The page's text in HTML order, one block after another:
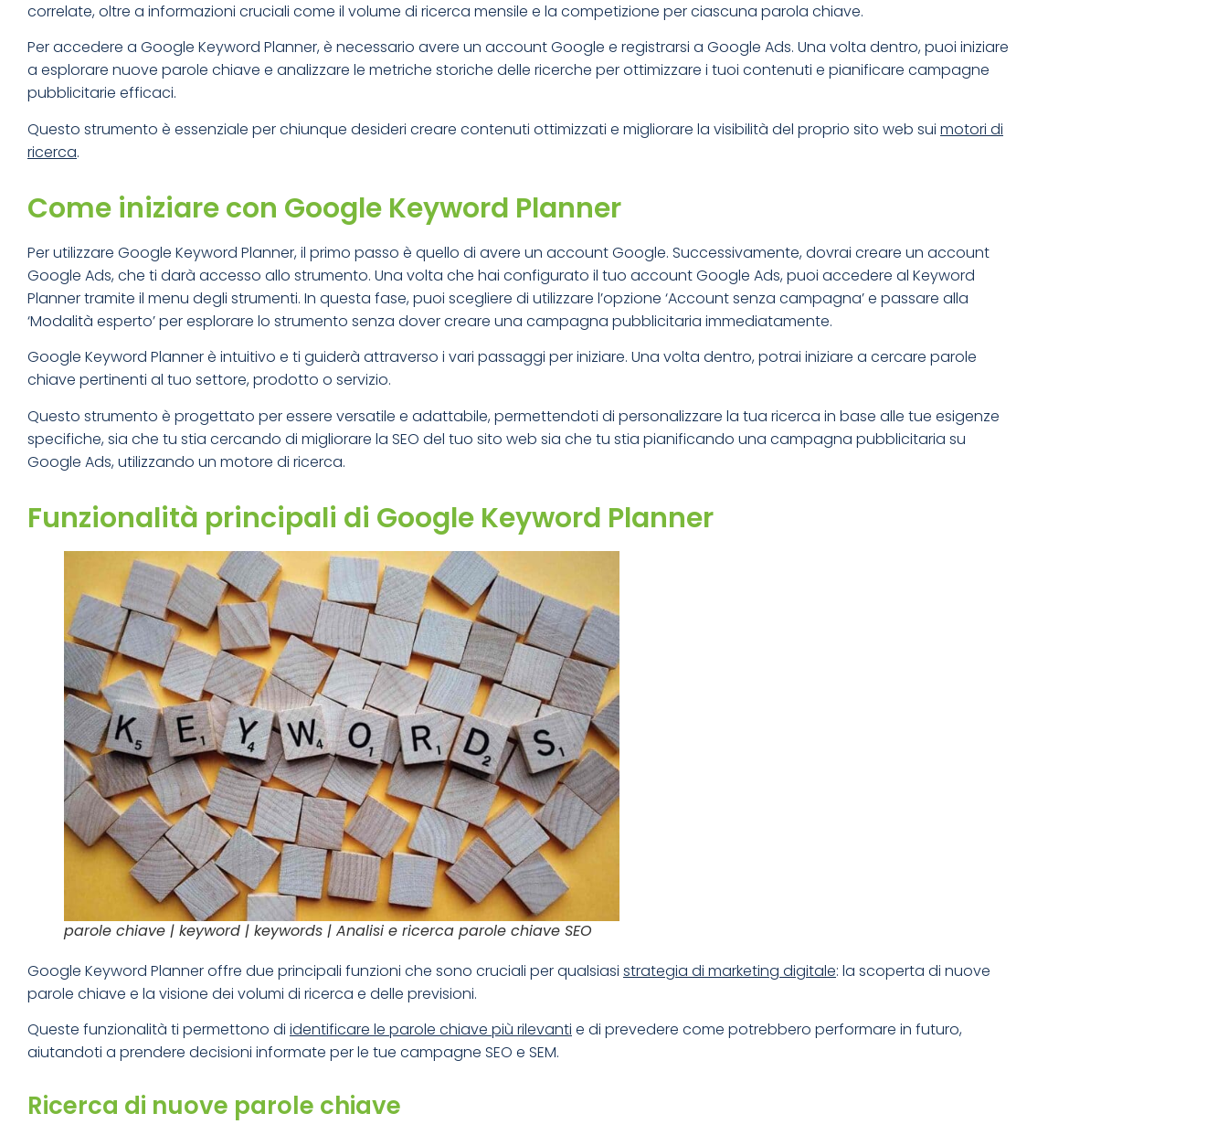
correlate, oltre a informazioni cruciali come il volume di ricerca mensile e la competizione per ciascuna parola chiave.
Per accedere a Google Keyword Planner, è necessario avere un account Google e registrarsi a Google Ads. Una volta dentro, puoi iniziare
a esplorare nuove parole chiave e analizzare le metriche storiche delle ricerche per ottimizzare i tuoi contenuti e pianificare campagne
pubblicitarie efficaci.
Questo strumento è essenziale per chiunque desideri creare contenuti ottimizzati e migliorare la visibilità del proprio sito web sui motori di
ricerca.
Come iniziare con Google Keyword Planner
Per utilizzare Google Keyword Planner, il primo passo è quello di avere un account Google. Successivamente, dovrai creare un account
Google Ads, che ti darà accesso allo strumento. Una volta che hai configurato il tuo account Google Ads, puoi accedere al Keyword
Planner tramite il menu degli strumenti. In questa fase, puoi scegliere di utilizzare l’opzione ‘Account senza campagna’ e passare alla
‘Modalità esperto’ per esplorare lo strumento senza dover creare una campagna pubblicitaria immediatamente.
Google Keyword Planner è intuitivo e ti guiderà attraverso i vari passaggi per iniziare. Una volta dentro, potrai iniziare a cercare parole
chiave pertinenti al tuo settore, prodotto o servizio.
Questo strumento è progettato per essere versatile e adattabile, permettendoti di personalizzare la tua ricerca in base alle tue esigenze
specifiche, sia che tu stia cercando di migliorare la SEO del tuo sito web sia che tu stia pianificando una campagna pubblicitaria su
Google Ads, utilizzando un motore di ricerca.
Funzionalità principali di Google Keyword Planner
parole chiave | keyword | keywords | Analisi e ricerca parole chiave SEO
Google Keyword Planner offre due principali funzioni che sono cruciali per qualsiasi strategia di marketing digitale: la scoperta di nuove
parole chiave e la visione dei volumi di ricerca e delle previsioni.
Queste funzionalità ti permettono di identificare le parole chiave più rilevanti e di prevedere come potrebbero performare in futuro,
aiutandoti a prendere decisioni informate per le tue campagne SEO e SEM.
Ricerca di nuove parole chiave